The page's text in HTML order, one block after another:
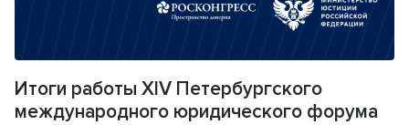
Итоги работы XIV Петербургского
международного юридического форума